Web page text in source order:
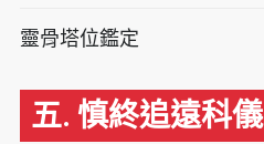
靈骨塔位鑑定
五. 慎終追遠科儀